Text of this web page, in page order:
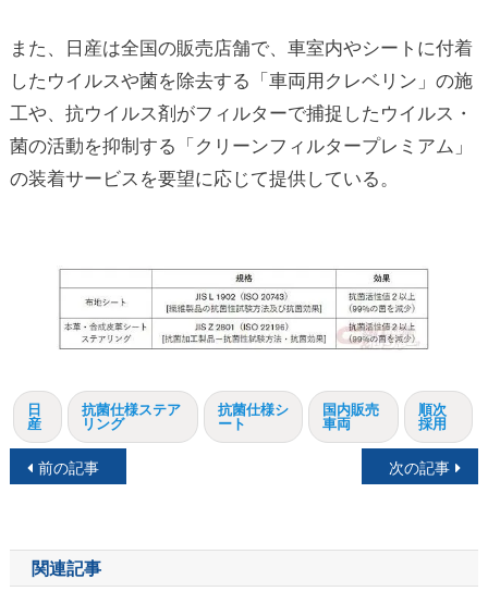
また、日産は全国の販売店舗で、車室内やシートに付着
したウイルスや菌を除去する「車両用クレベリン」の施
工や、抗ウイルス剤がフィルターで捕捉したウイルス・
菌の活動を抑制する「クリーンフィルタープレミアム」
の装着サービスを要望に応じて提供している。
日
産
抗菌仕様ステア
リング
抗菌仕様シ
ート
国内販売
車両
順次
採用
投
ナ
ビ
前の記事 次の記事
関連記事